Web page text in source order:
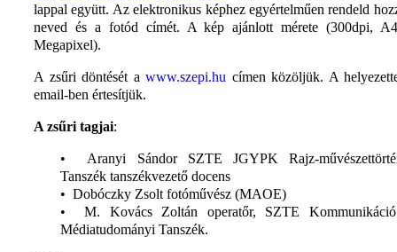
lappal együtt. Az elektronikus képhez egyértelműen rendeld
neved és a fotód címét. A kép ajánlott mérete (300dpi,
Megapixel).
A zsűri döntését a www.szepi.hu címen közöljük. A
email-ben értesítjük.
A zsűri tagjai:
•
Aranyi Sándor SZTE JGYPK Rajz-
Tanszék tanszékvezető docens
• Dobóczky Zsolt fotóművész (MAOE)
• M. Kovács Zoltán operatőr, SZTE
Médiatudományi Tanszék.